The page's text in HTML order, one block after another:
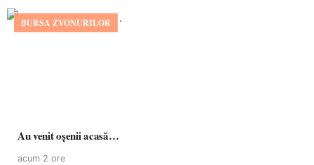
BURSA ZVONURILOR
Au venit oșenii acasă…
acum 2 ore